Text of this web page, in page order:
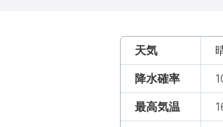
天気
降水確率
最高気温